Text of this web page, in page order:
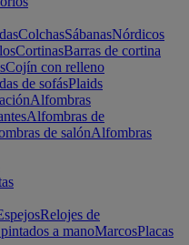
ColchasSábanasNórdicos
CortinasBarras de cortina
Cojín con relleno
de sofásPlaids
Alfombras
Alfombras de
de salónAlfombras
Relojes de
a manoMarcosPlacas